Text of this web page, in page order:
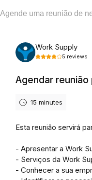
Agende uma reunião de